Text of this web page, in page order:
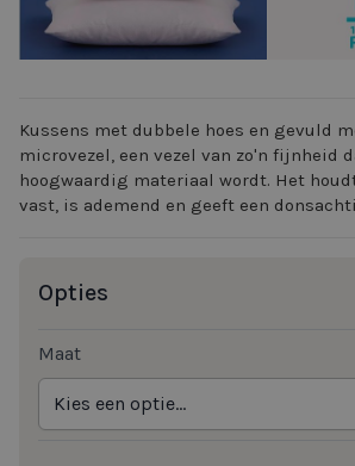
Kussens met dubbele hoes en gevuld
microvezel, een vezel van zo'n fijnheid
hoogwaardig materiaal wordt. Het
vast, is ademend en geeft een
Opties
Maat